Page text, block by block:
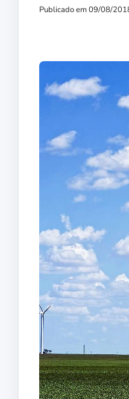
Publicado em 09/08/